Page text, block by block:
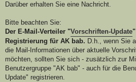
Darüber erhalten Sie eine Nachricht.
Bitte beachten Sie:
Der E-Mail-Verteiler "Vorschriften-Update
Registrierung für AK bab. D.h., wenn Sie
die Mail-Informationen über aktuelle
möchten, sollten Sie sich - zusätzlich zur
Benutzergruppe "AK bab" - auch für die
Update" registrieren.